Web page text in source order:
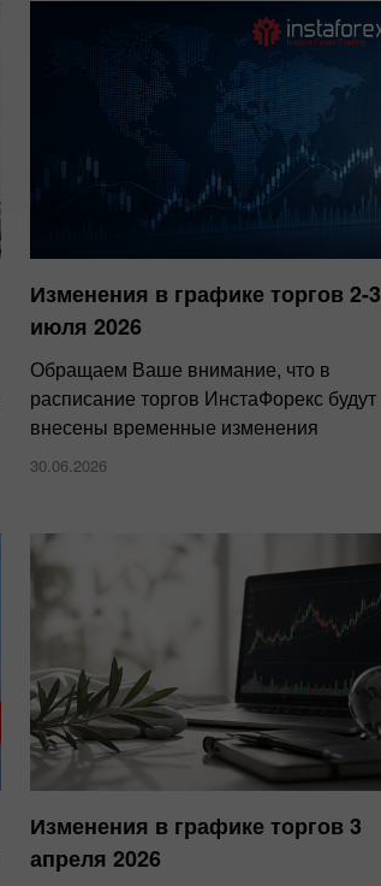
Изменения в графике торгов 2-3
июля 2026
Обращаем Ваше внимание, что в
расписание торгов ИнстаФорекс будут
внесены временные изменения
30.06.2026
Изменения в графике торгов 3
апреля 2026